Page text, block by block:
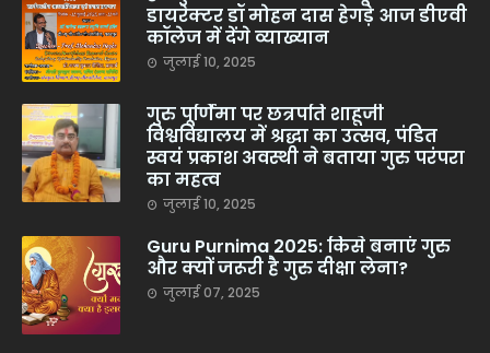
डायरेक्टर डॉ मोहन दास हेगड़े आज डीएवी
कॉलेज में देंगे व्याख्यान
जुलाई 10, 2025
गुरु पूर्णिमा पर छत्रपति शाहूजी
विश्वविद्यालय में श्रद्धा का उत्सव, पंडित
स्वयं प्रकाश अवस्थी ने बताया गुरु परंपरा
का महत्व
जुलाई 10, 2025
Guru Purnima 2025: किसे बनाएं गुरु
और क्यों जरूरी है गुरु दीक्षा लेना?
जुलाई 07, 2025